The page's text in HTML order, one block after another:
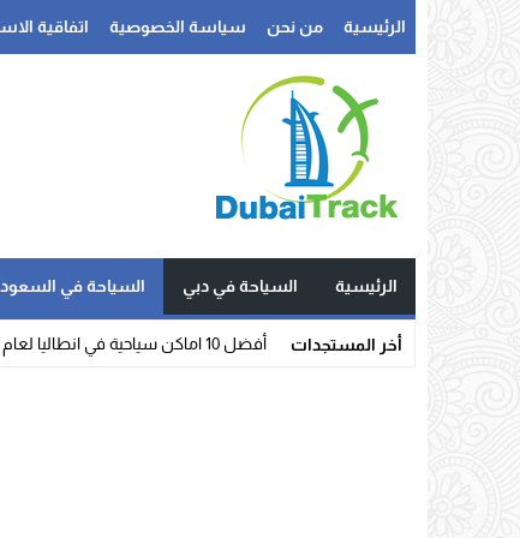
الرئيسية من نحن سياسة الخصوصية اتفاقية
الرئيسية السياحة في دبي السياحة في
أخر المستجدات أفضل 10 اماكن سياحية في انطاليا لعام 2025